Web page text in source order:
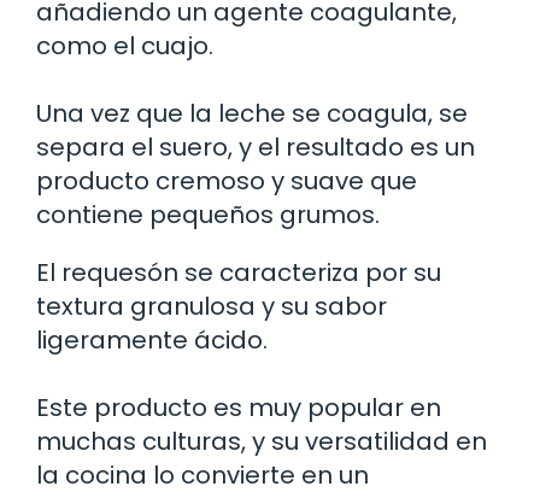
añadiendo un agente coagulante,
como el cuajo.
Una vez que la leche se coagula, se
separa el suero, y el resultado es un
producto cremoso y suave que
contiene pequeños grumos.
El requesón se caracteriza por su
textura granulosa y su sabor
ligeramente ácido.
Este producto es muy popular en
muchas culturas, y su versatilidad en
la cocina lo convierte en un